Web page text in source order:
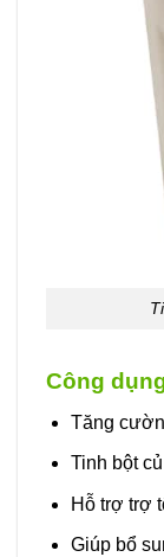
Công
Tăng
Tinh bột
Hỗ trợ trợ
Giúp bổ